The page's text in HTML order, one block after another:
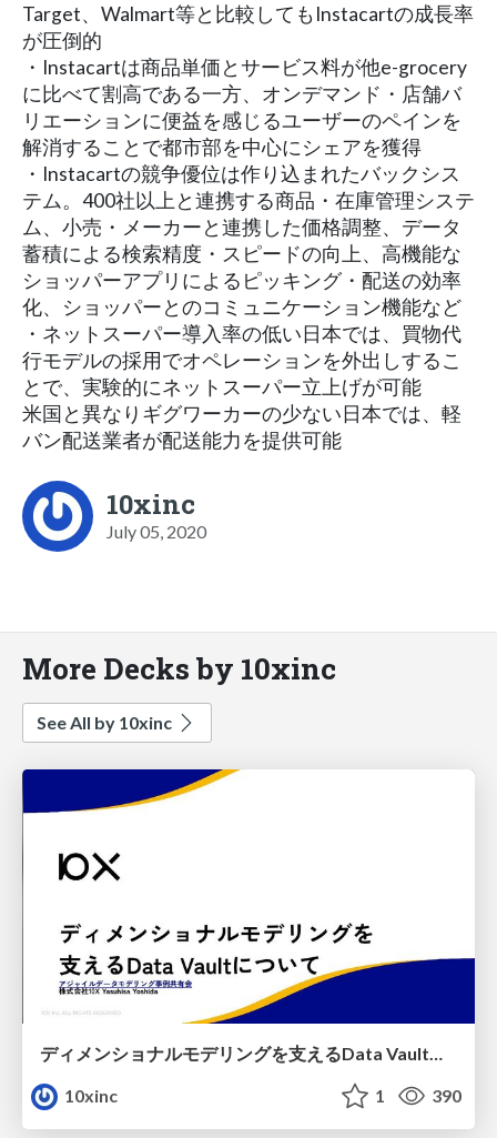
Target、Walmart等と比較してもInstacartの成長率
が圧倒的
・Instacartは商品単価とサービス料が他e-grocery
に比べて割高である一方、オンデマンド・店舗バ
リエーションに便益を感じるユーザーのペインを
解消することで都市部を中心にシェアを獲得
・Instacartの競争優位は作り込まれたバックシス
テム。400社以上と連携する商品・在庫管理システ
ム、小売・メーカーと連携した価格調整、データ
蓄積による検索精度・スピードの向上、高機能な
ショッパーアプリによるピッキング・配送の効率
化、ショッパーとのコミュニケーション機能など
・ネットスーパー導入率の低い日本では、買物代
行モデルの採用でオペレーションを外出しするこ
とで、実験的にネットスーパー立上げが可能
米国と異なりギグワーカーの少ない日本では、軽
バン配送業者が配送能力を提供可能
10xinc
July 05, 2020
More Decks by 10xinc
See All by 10xinc
ディメンショナルモデリングを支えるData Vaultについて
10xinc
1 390